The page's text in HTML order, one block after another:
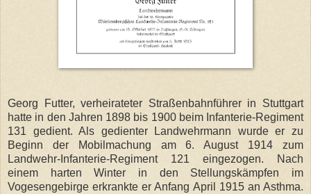
Georg Futter, verheirateter Straßenbahnführer in Stuttgart
hatte in den Jahren 1898 bis 1900 beim Infanterie-Regiment
131 gedient. Als gedienter Landwehrmann wurde er zu
Beginn der Mobilmachung am 6. August 1914 zum
Landwehr-Infanterie-Regiment 121 eingezogen. Nach
einem harten Winter in den Stellungskämpfen im
Vogesengebirge erkrankte er Anfang April 1915 an Asthma.